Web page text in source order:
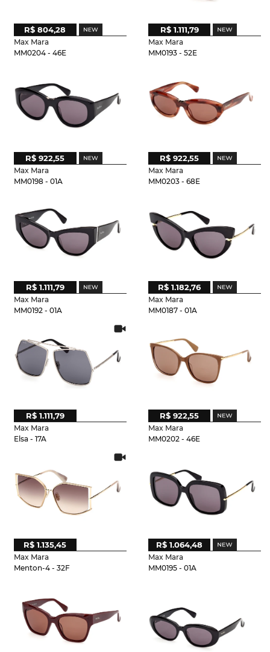
Max Mara
MM0204 - 46E
R$ 804,28
Max Mara
MM0193 - 52E
R$ 1.111,79
Max Mara
MM0198 - 01A
R$ 922,55
Max Mara
MM0203 - 68E
R$ 922,55
Max Mara
MM0192 - 01A
R$ 1.111,79
Max Mara
MM0187 - 01A
R$ 1.182,76
Max Mara
Elsa - 17A
R$ 1.111,79
Max Mara
MM0202 - 46E
R$ 922,55
Max Mara
Menton-4 - 32F
R$ 1.135,45
Max Mara
MM0195 - 01A
R$ 1.064,48